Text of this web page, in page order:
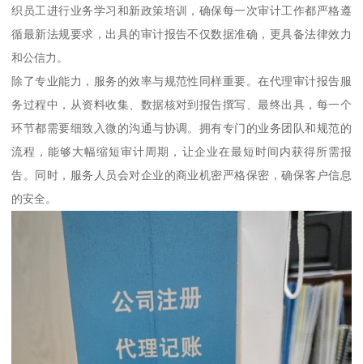
织员工进行业务学习和新政策培训，确保每一次审计工作都严格遵
循最新法规要求，出具的审计报告不仅数据准确，更具备法律效力
和公信力。
除了专业能力，服务的效率与规范性同样重要。在代理审计报告服
务过程中，从资料收集、数据核对到报告撰写、最终出具，每一个
环节都需要细致入微的沟通与协调。拥有专门的业务团队和规范的
流程，能够大幅缩短审计周期，让企业在最短时间内获得所需报
告。同时，服务人员会对企业的商业机密严格保密，确保客户信息
的安全。